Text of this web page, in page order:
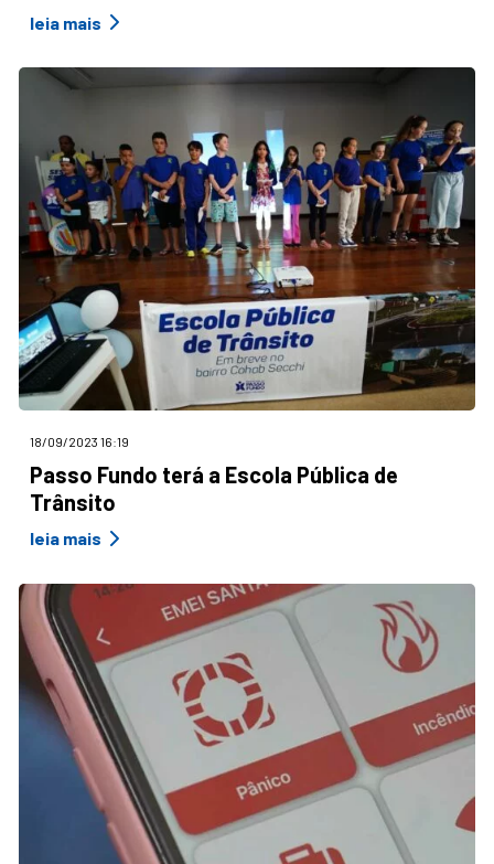
leia mais
18/09/2023 16:19
Passo Fundo terá a Escola Pública de
Trânsito
leia mais